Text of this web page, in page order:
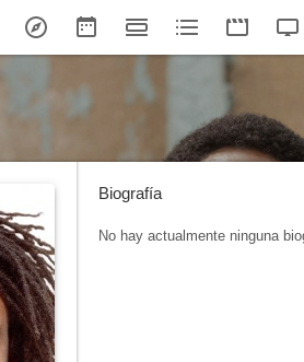
Biografía
No hay actualmente ninguna